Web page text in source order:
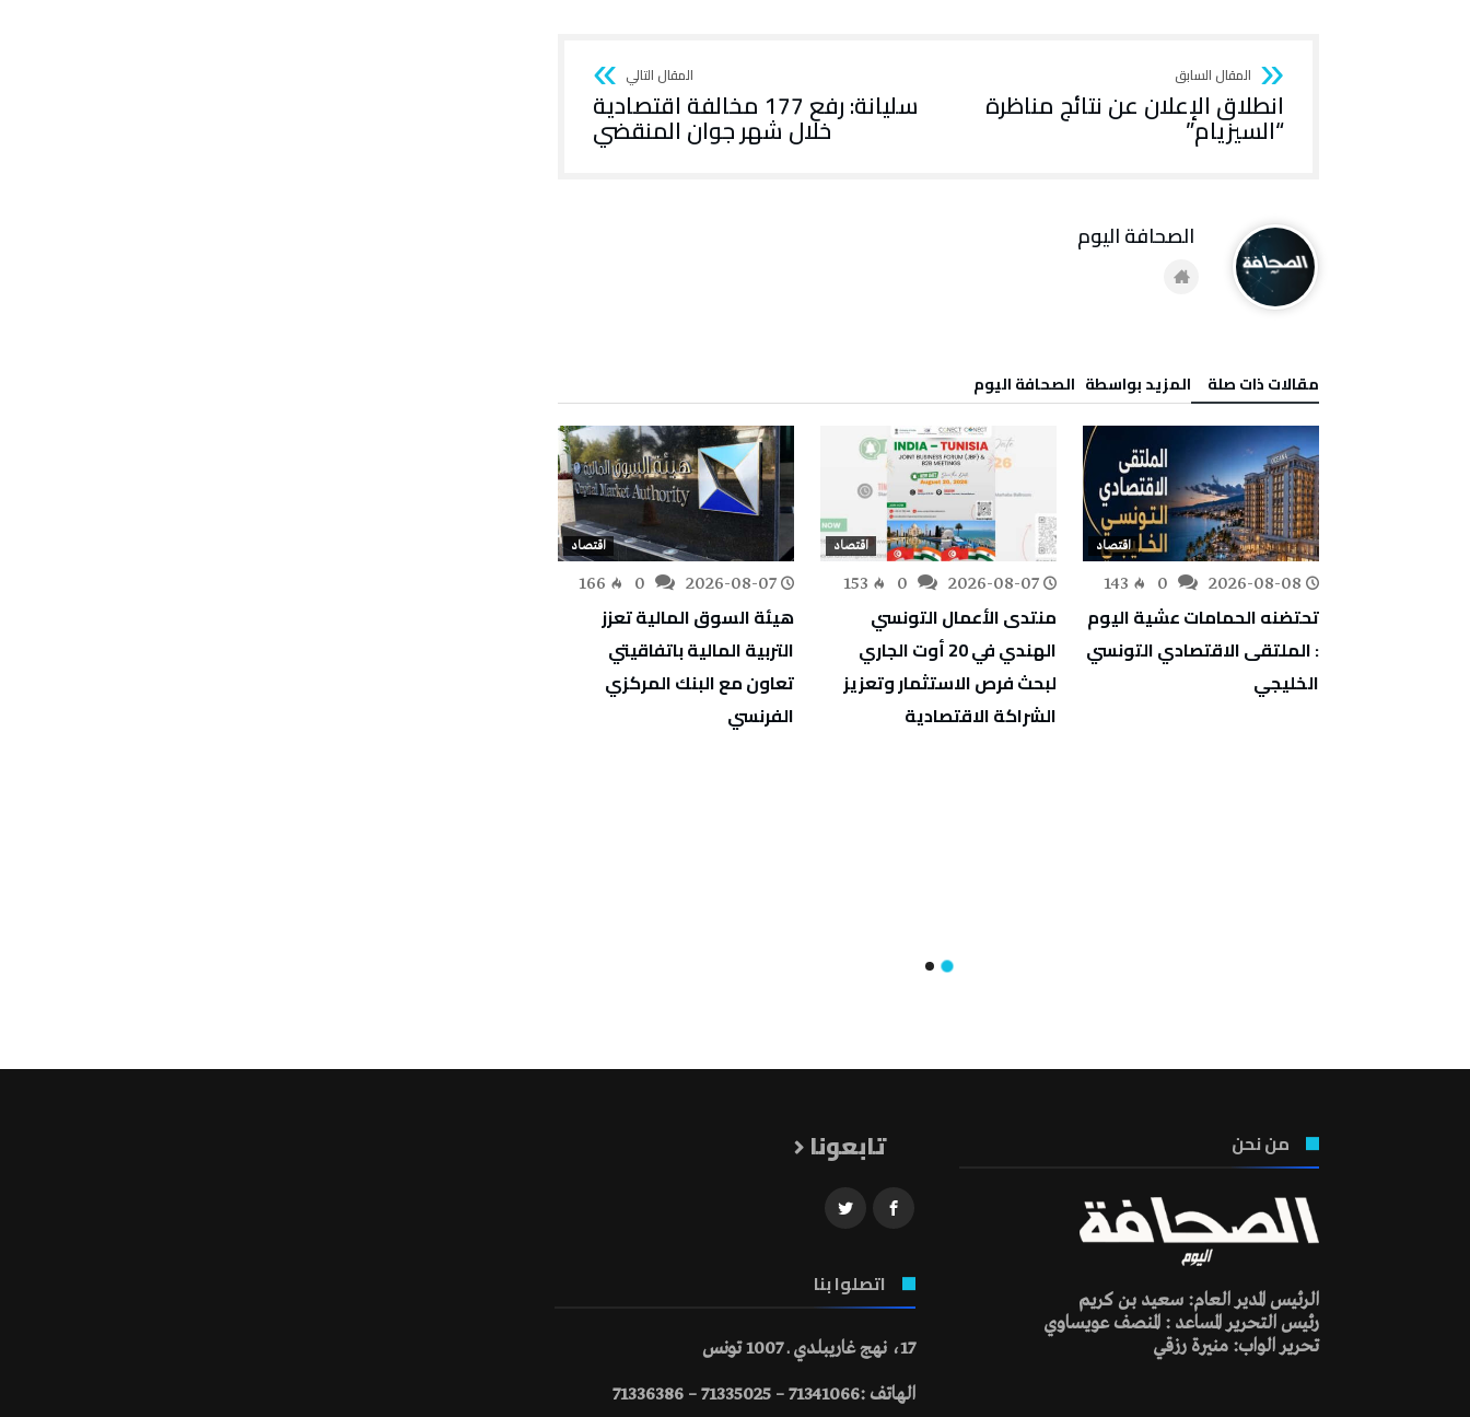
انطلاق الإعلان عن نتائج مناظرة
“السيزيام”
سليانة: رفع 177 مخالفة اقتصادية
خلال شهر جوان المنقضي
‫مقالات ذات صلة‬ ‫‫المزيد بواسطة‬ ‬ ‭ ‬الصحافة‭ ‬اليوم
اقتصاد
2026-08-08
143
تحتضنه الحمامات عشية اليوم
: الملتقى الاقتصادي التونسي
الخليجي
اقتصاد
2026-08-07
153
منتدى الأعمال التونسي
الهندي في 20 أوت الجاري
لبحث فرص الاستثمار وتعزيز
الشراكة الاقتصادية
اقتصاد
2026-08-07
166
هيئة السوق المالية تعزز
التربية المالية باتفاقيتي
تعاون مع البنك المركزي
الفرنسي
من نحن
الرئيس المدير العام: سعيد بن كريم
رئيس التحرير المساعد : المنصف عويساوي
تحرير الواب: منيرة رزقي
تابعونا
اتصلوا بنا
17، نهج غاريبلدي ـ 1007 تونس
الهاتف :71341066 – 71335025 – 71336386